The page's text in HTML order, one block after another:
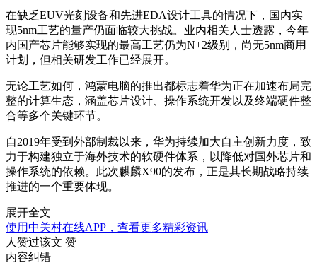
在缺乏EUV光刻设备和先进EDA设计工具的情况下，国内实
现5nm工艺的量产仍面临较大挑战。业内相关人士透露，今年
内国产芯片能够实现的最高工艺仍为N+2级别，尚无5nm商用
计划，但相关研发工作已经展开。
无论工艺如何，鸿蒙电脑的推出都标志着华为正在加速布局完
整的计算生态，涵盖芯片设计、操作系统开发以及终端硬件整
合等多个关键环节。
自2019年受到外部制裁以来，华为持续加大自主创新力度，致
力于构建独立于海外技术的软硬件体系，以降低对国外芯片和
操作系统的依赖。此次麒麟X90的发布，正是其长期战略持续
推进的一个重要体现。
展开全文
使用中关村在线APP，查看更多精彩资讯
人赞过该文 赞
内容纠错